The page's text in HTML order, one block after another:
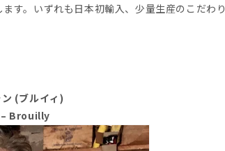
す。いずれも日本初輸入、少量生産のこだわり
(ブルイィ)
Brouilly